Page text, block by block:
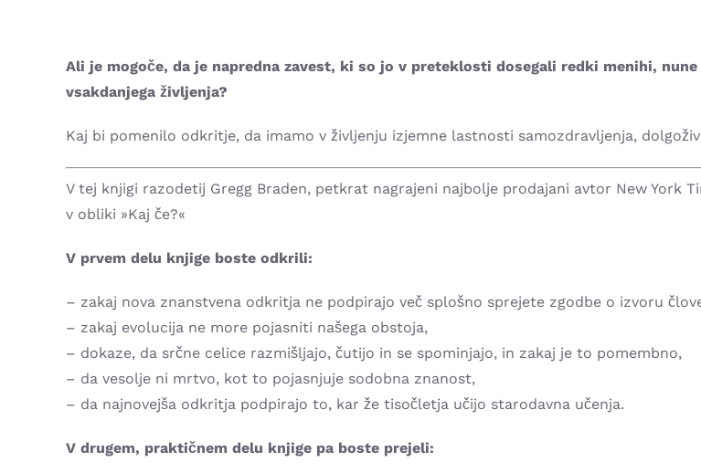
Ali je mogoče, da je napredna zavest, ki so jo v preteklosti dosegali redki menihi,
vsakdanjega življenja?
Kaj bi pomenilo odkritje, da imamo v življenju izjemne lastnosti samozdravljenja,
V tej knjigi razodetij Gregg Braden, petkrat nagrajeni najbolje prodajani avtor New York
v obliki »Kaj če?«
V prvem delu knjige boste odkrili:
– zakaj nova znanstvena odkritja ne podpirajo več splošno sprejete zgodbe o izvoru
– zakaj evolucija ne more pojasniti našega obstoja,
– dokaze, da srčne celice razmišljajo, čutijo in se spominjajo, in zakaj je to pomembno,
– da vesolje ni mrtvo, kot to pojasnjuje sodobna znanost,
– da najnovejša odkritja podpirajo to, kar že tisočletja učijo starodavna učenja.
V drugem, praktičnem delu knjige pa boste prejeli: